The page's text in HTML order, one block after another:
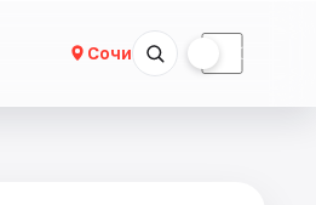
Сочи ☾